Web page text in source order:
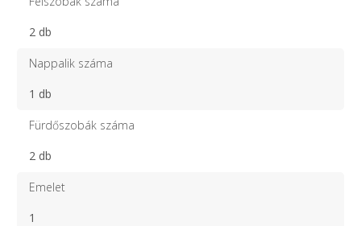
2 db
Nappalik száma
1 db
Fürdőszobák száma
2 db
Emelet
1